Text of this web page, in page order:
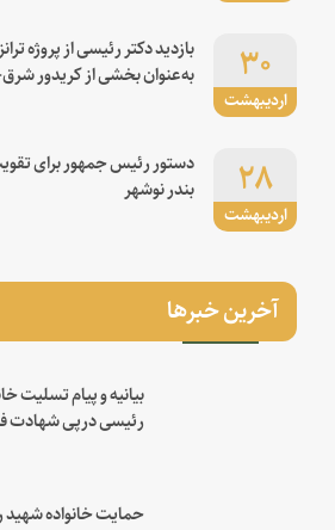
اردیبهشت
۳۰
بازدید دکتر رئیسی از پروژه
به‌عنوان بخشی از کریدور
اردیبهشت
۲۸
دستور رئیس جمهور برای
بندر نوشهر
آخرین خبرها
بیانیه و پیام تسلیت
رئیسی درپی شهادت
حمایت خانواده